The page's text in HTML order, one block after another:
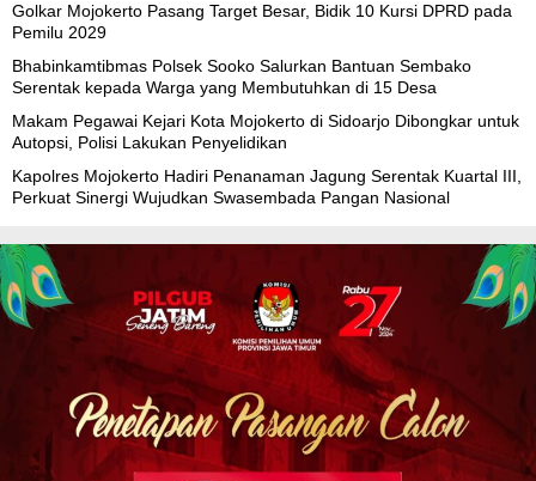
Golkar Mojokerto Pasang Target Besar, Bidik 10 Kursi DPRD pada
Pemilu 2029
Bhabinkamtibmas Polsek Sooko Salurkan Bantuan Sembako
Serentak kepada Warga yang Membutuhkan di 15 Desa
Makam Pegawai Kejari Kota Mojokerto di Sidoarjo Dibongkar untuk
Autopsi, Polisi Lakukan Penyelidikan
Kapolres Mojokerto Hadiri Penanaman Jagung Serentak Kuartal III,
Perkuat Sinergi Wujudkan Swasembada Pangan Nasional